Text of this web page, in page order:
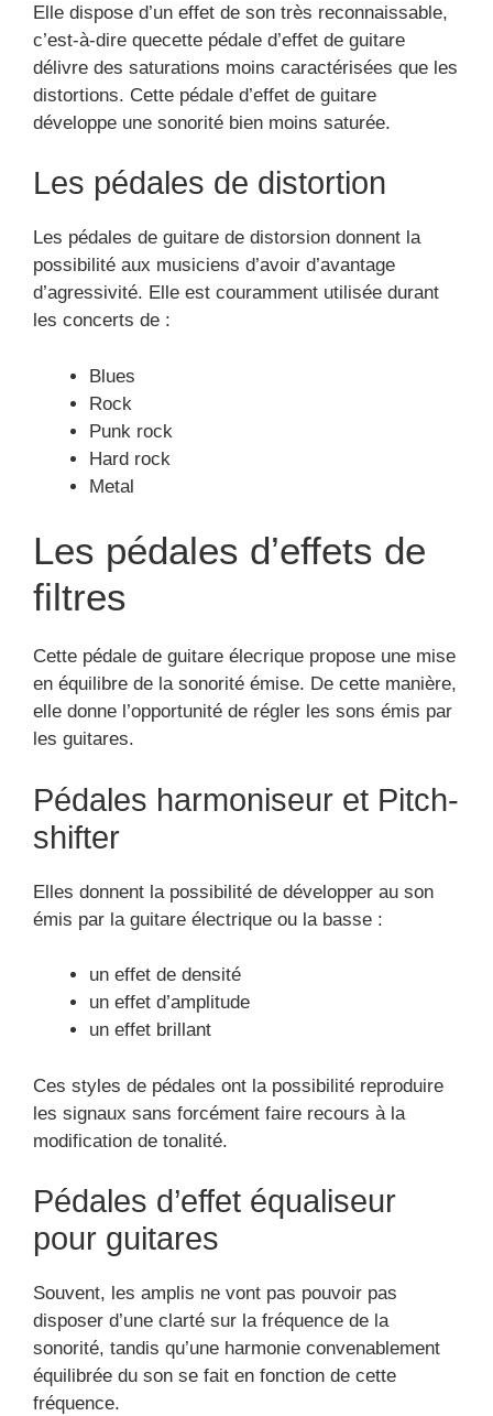
Elle dispose d’un effet de son très reconnaissable,
c’est-à-dire quecette pédale d’effet de guitare
délivre des saturations moins caractérisées que les
distortions. Cette pédale d’effet de guitare
développe une sonorité bien moins saturée.
Les pédales de distortion
Les pédales de guitare de distorsion donnent la
possibilité aux musiciens d’avoir d’avantage
d’agressivité. Elle est couramment utilisée durant
les concerts de :
Blues
Rock
Punk rock
Hard rock
Metal
Les pédales d’effets de
filtres
Cette pédale de guitare élecrique propose une mise
en équilibre de la sonorité émise. De cette manière,
elle donne l’opportunité de régler les sons émis par
les guitares.
Pédales harmoniseur et Pitch-
shifter
Elles donnent la possibilité de développer au son
émis par la guitare électrique ou la basse :
un effet de densité
un effet d’amplitude
un effet brillant
Ces styles de pédales ont la possibilité reproduire
les signaux sans forcément faire recours à la
modification de tonalité.
Pédales d’effet équaliseur
pour guitares
Souvent, les amplis ne vont pas pouvoir pas
disposer d’une clarté sur la fréquence de la
sonorité, tandis qu’une harmonie convenablement
équilibrée du son se fait en fonction de cette
fréquence.